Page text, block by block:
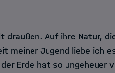
draußen. Auf ihre Natur,
meiner Jugend liebe ich
Erde hat so ungeheuer